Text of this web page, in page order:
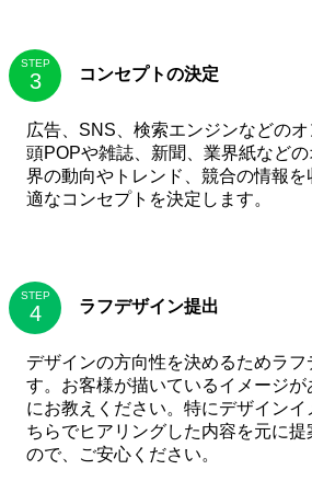
STEP
コンセプトの決定
広告、SNS、検索エンジンなどの
頭POPや雑誌、新聞、業界紙など
界の動向やトレンド、競合の情報
適なコンセプトを決定します。
STEP
ラフデザイン提出
デザインの方向性を決めるためラフ
す。お客様が描いているイメージ
にお教えください。特にデザインイ
ちらでヒアリングした内容を元に
ので、ご安心ください。